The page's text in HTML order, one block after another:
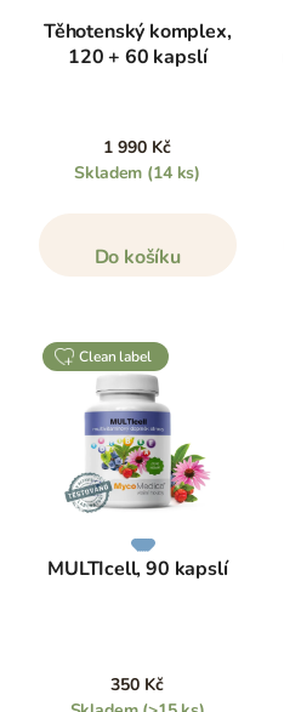
Těhotenský komplex,
120 + 60 kapslí
1 990 Kč
Skladem (14 ks)
Do košíku
clean label
MULTIcell, 90 kapslí
350 Kč